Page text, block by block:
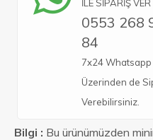
İLE SİPARİŞ VER
0553 268
84
7x24 Whatsapp
Üzerinden de
Verebilirsiniz.
Bilgi : Bu ürünümüzden